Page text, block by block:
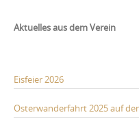
Aktuelles aus dem Verein
Eisfeier 2026
Osterwanderfahrt 2025 auf